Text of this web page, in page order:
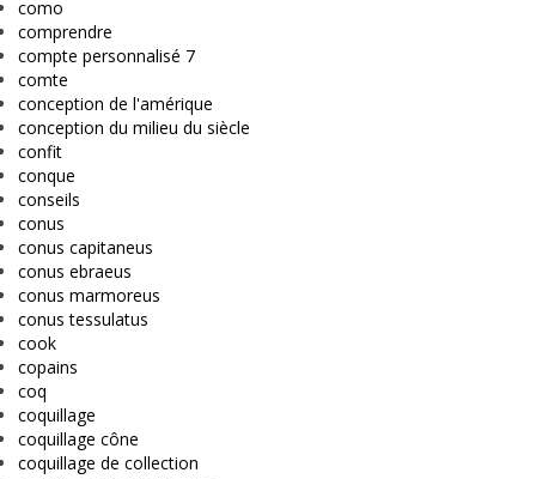
como
comprendre
compte personnalisé 7
comte
conception de l'amérique
conception du milieu du siècle
confit
conque
conseils
conus
conus capitaneus
conus ebraeus
conus marmoreus
conus tessulatus
cook
copains
coq
coquillage
coquillage cône
coquillage de collection